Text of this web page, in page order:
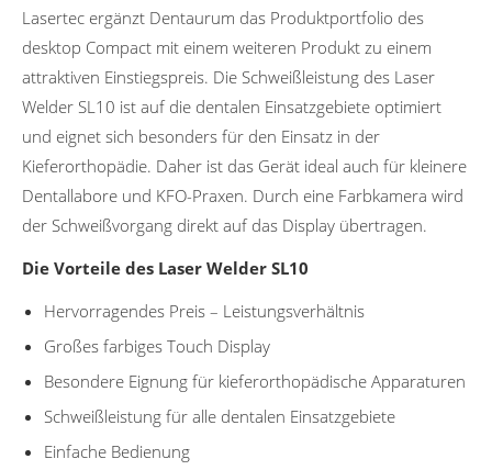
Lasertec ergänzt Dentaurum das Produktportfolio des
desktop Compact mit einem weiteren Produkt zu einem
attraktiven Einstiegspreis. Die Schweißleistung des Laser
Welder SL10 ist auf die dentalen Einsatzgebiete optimiert
und eignet sich besonders für den Einsatz in der
Kieferorthopädie. Daher ist das Gerät ideal auch für kleinere
Dentallabore und KFO-Praxen. Durch eine Farbkamera wird
der Schweißvorgang direkt auf das Display übertragen.
Die Vorteile des Laser Welder SL10
Hervorragendes Preis – Leistungsverhältnis
Großes farbiges Touch Display
Besondere Eignung für kieferorthopädische Apparaturen
Schweißleistung für alle dentalen Einsatzgebiete
Einfache Bedienung